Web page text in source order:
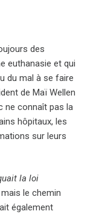
des
euthanasie et qui
du mal à se faire
de Maï Wellen
ne connaît pas la
hôpitaux, les
sur leurs
la loi
mais le chemin
également